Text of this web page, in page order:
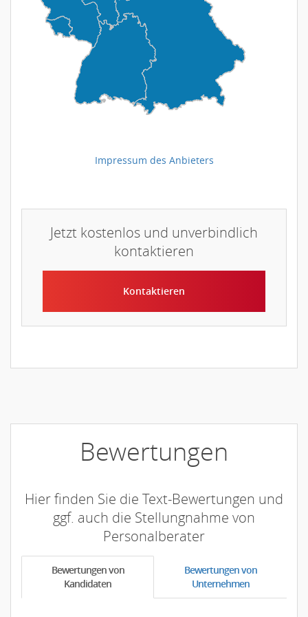
Impressum des Anbieters
Jetzt kostenlos und unverbindlich
kontaktieren
Kontaktieren
Bewertungen
Hier finden Sie die Text-Bewertungen und
ggf. auch die Stellungnahme von
Personalberater
Bewertungen von
Kandidaten
Bewertungen von
Unternehmen